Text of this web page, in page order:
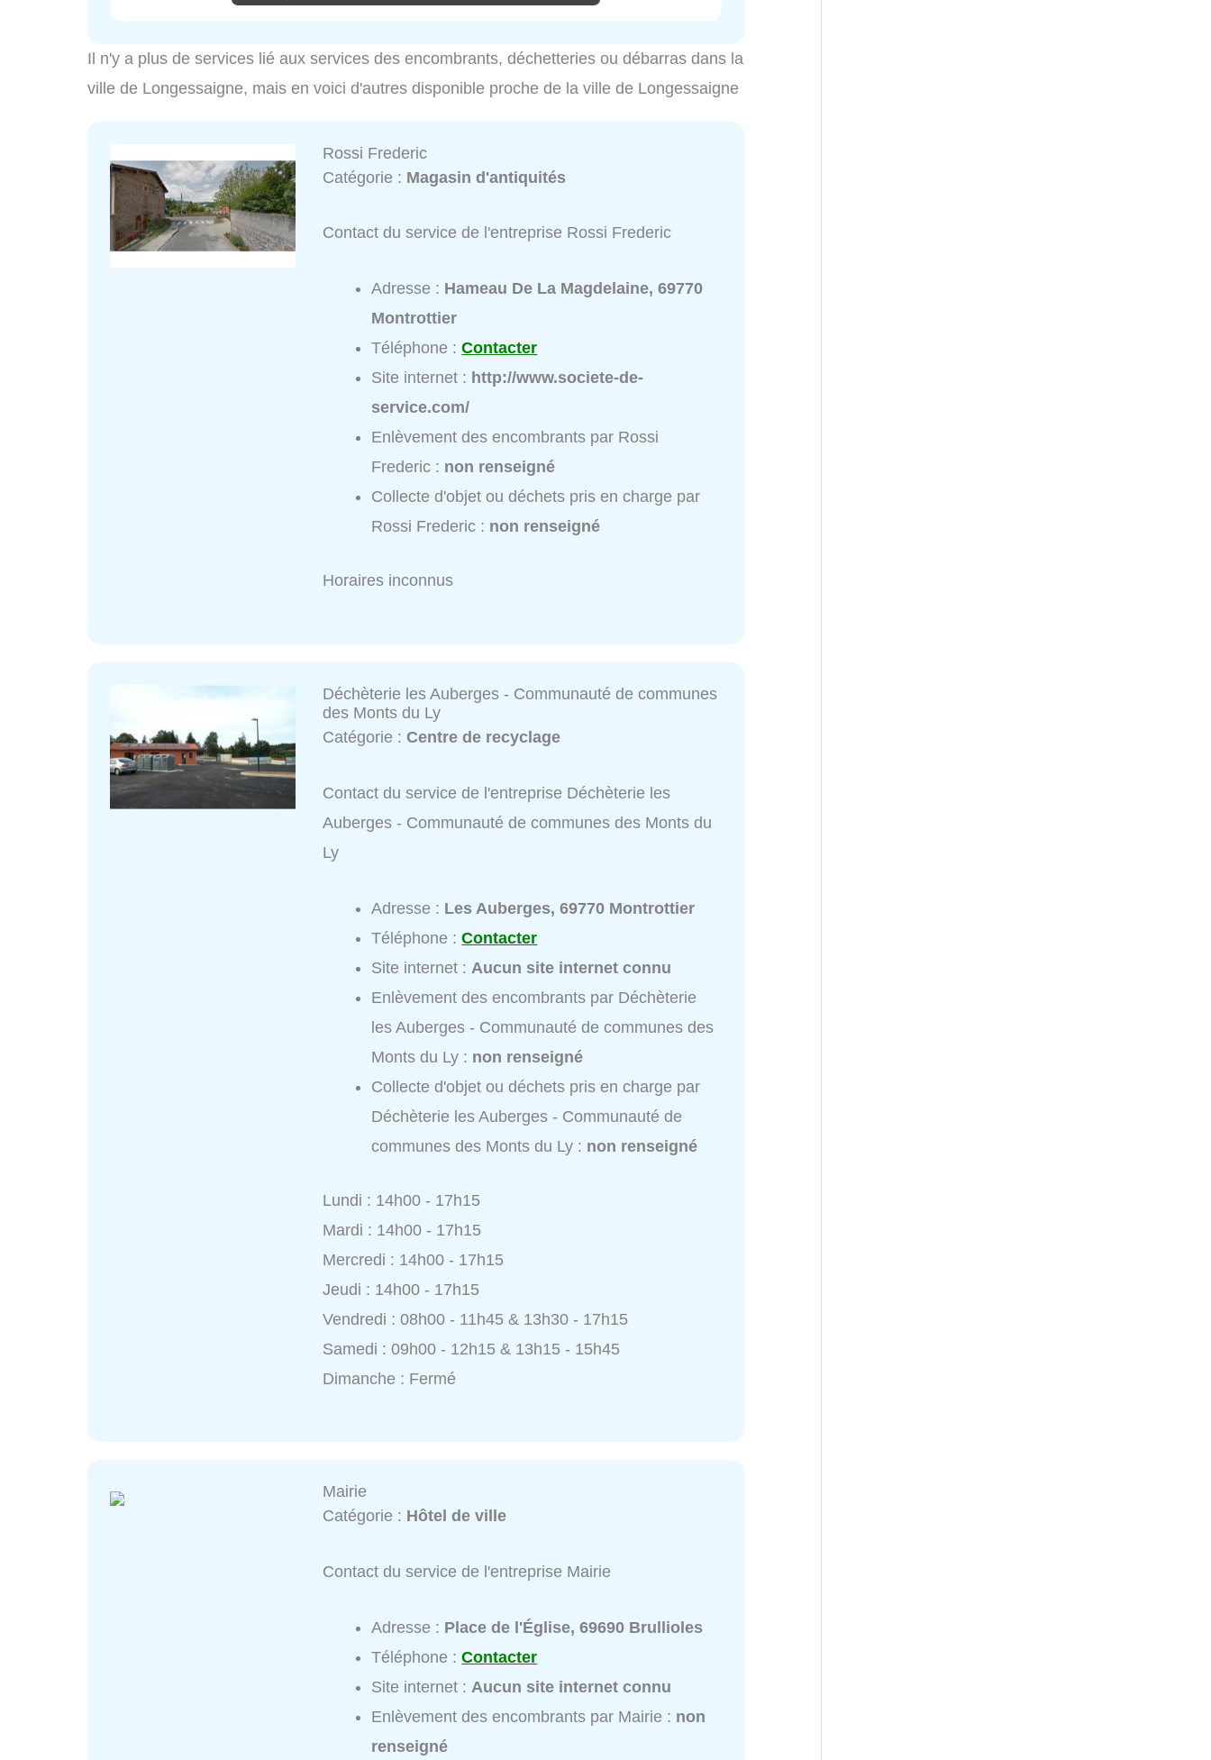
Il n'y a plus de services lié aux services des encombrants, déchetteries ou débarras dans la
ville de Longessaigne, mais en voici d'autres disponible proche de la ville de Longessaigne
Rossi Frederic
Catégorie : Magasin d'antiquités
Contact du service de l'entreprise Rossi Frederic
Adresse : Hameau De La Magdelaine, 69770
Montrottier
Téléphone :Contacter
Site internet : http://www.societe-de-
service.com/
Enlèvement des encombrants par Rossi
Frederic : non renseigné
Collecte d'objet ou déchets pris en charge par
Rossi Frederic : non renseigné
Horaires inconnus
Déchèterie les Auberges - Communauté de communes
des Monts du Ly
Catégorie :Centre de recyclage
Contact du service de l'entreprise Déchèterie les
Auberges - Communauté de communes des Monts du
Ly
Adresse : Les Auberges, 69770 Montrottier
Téléphone :Contacter
Site internet : Aucun site internet connu
Enlèvement des encombrants par Déchèterie
les Auberges - Communauté de communes des
Monts du Ly : non renseigné
Collecte d'objet ou déchets pris en charge par
Déchèterie les Auberges - Communauté de
communes des Monts du Ly : non renseigné
Lundi : 14h00 - 17h15
Mardi : 14h00 - 17h15
Mercredi : 14h00 - 17h15
Jeudi : 14h00 - 17h15
Vendredi : 08h00 - 11h45 & 13h30 - 17h15
Samedi : 09h00 - 12h15 & 13h15 - 15h45
Dimanche : Fermé
Mairie
Catégorie : Hôtel de ville
Contact du service de l'entreprise Mairie
Adresse : Place de l'Église, 69690 Brullioles
Téléphone :Contacter
Site internet : Aucun site internet connu
Enlèvement des encombrants par Mairie : non
renseigné